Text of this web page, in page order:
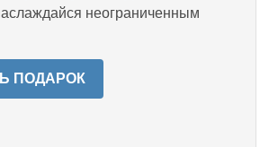
неограниченным
ПОДАРОК